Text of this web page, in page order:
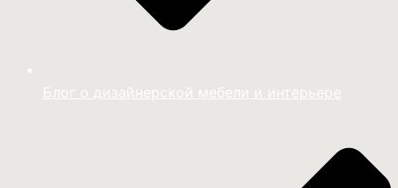
Блог о дизайнерской мебели и интерьере